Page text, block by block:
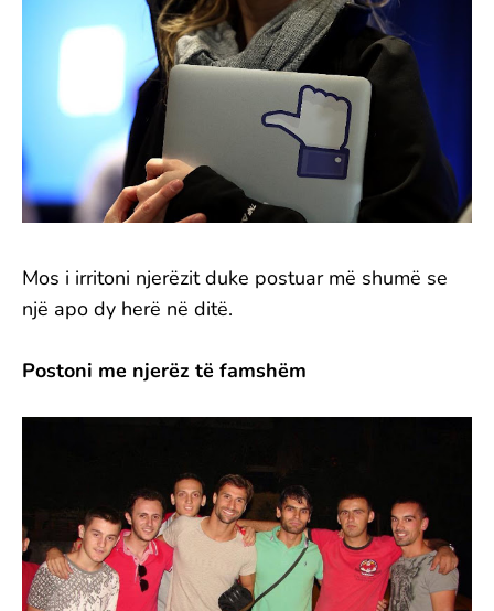
Mos i irritoni njerëzit duke postuar më shumë se
një apo dy herë në ditë.
Postoni me njerëz të famshëm